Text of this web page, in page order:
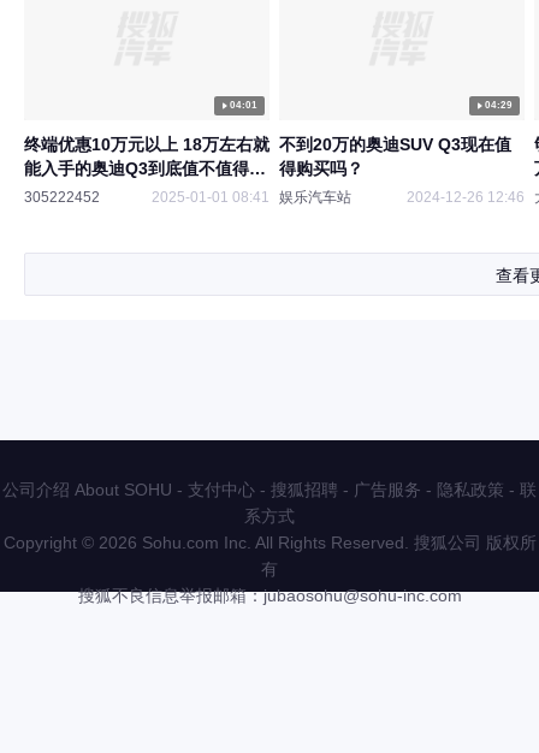
04:01
终端优惠10万元以上 18万左右就
能入手的奥迪Q3到底值不值得
选？
305222452 2025-01-01 08:41
04:29
不到20万的奥迪SUV Q3现在值
得购买吗？
娱乐汽车站 2024-12-26 12:46
查看
公司介绍 About SOHU - 支付中心 - 搜狐招聘 - 广告服务 - 隐私政策 - 联
系方式
Copyright © 2026 Sohu.com Inc. All Rights Reserved. 搜狐公司 版权所
有
搜狐不良信息举报邮箱：jubaosohu@sohu-inc.com